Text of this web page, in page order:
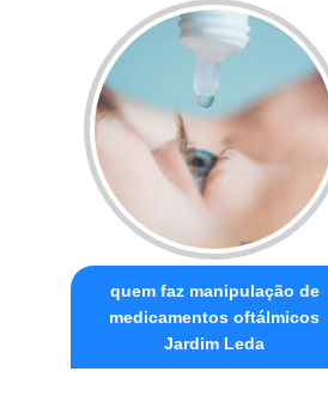
quem faz manipulação de
medicamentos oftálmicos
Jardim Leda